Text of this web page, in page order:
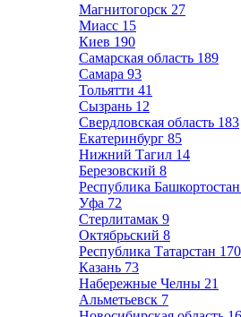
Магнитогорск 27
Миасс 15
Киев 190
Самарская область 189
Самара 93
Тольятти 41
Сызрань 12
Свердловская область 183
Екатеринбург 85
Нижний Тагил 14
Березовский 8
Республика Башкортостан
Уфа 72
Стерлитамак 9
Октябрьский 8
Республика Татарстан 170
Казань 73
Набережные Челны 21
Альметьевск 7